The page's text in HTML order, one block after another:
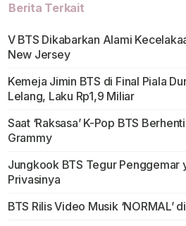
Berita Terkait
V BTS Dikabarkan Alami
New Jersey
Kemeja Jimin BTS di Final Piala
Lelang, Laku Rp1,9 Miliar
Saat ‘Raksasa’ K-Pop BTS
Grammy
Jungkook BTS Tegur Penggemar
Privasinya
BTS Rilis Video Musik ‘NORMAL’